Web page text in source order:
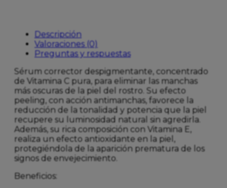
Descripción
Valoraciones (0)
Preguntas y respuestas
Sérum corrector despigmentante, concentrado
de Vitamina C pura, para eliminar las manchas
más oscuras de la piel del rostro. Su efecto
peeling, con acción antimanchas, favorece la
reducción de la tonalidad y potencia que la piel
recupere su luminosidad natural sin agredirla.
Además, su rica composición con Vitamina E,
realiza un efecto antioxidante en la piel,
protegiéndola de la aparición prematura de los
signos de envejecimiento.
Beneficios: